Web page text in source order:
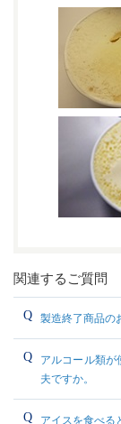
関連するご質問
製造終了商品の
アルコール類が
夫ですか。
アイスを食べる